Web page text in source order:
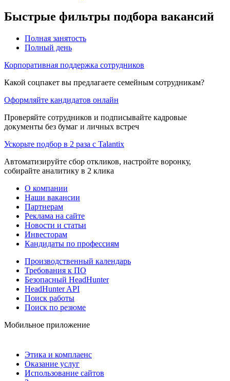
Быстрые фильтры подбора вакансий
Полная занятость
Полный день
Корпоративная поддержка сотрудников
Какой соцпакет вы предлагаете семейным сотрудникам?
Оформляйте кандидатов онлайн
Проверяйте сотрудников и подписывайте кадровые
документы без бумаг и личных встреч
Ускорьте подбор в 2 раза с Talantix
Автоматизируйте сбор откликов, настройте воронку,
собирайте аналитику в 2 клика
О компании
Наши вакансии
Партнерам
Реклама на сайте
Новости и статьи
Инвесторам
Кандидаты по профессиям
Производственный календарь
Требования к ПО
Безопасный HeadHunter
HeadHunter API
Поиск работы
Поиск по резюме
Мобильное приложение
Этика и комплаенс
Оказание услуг
Использование сайтов